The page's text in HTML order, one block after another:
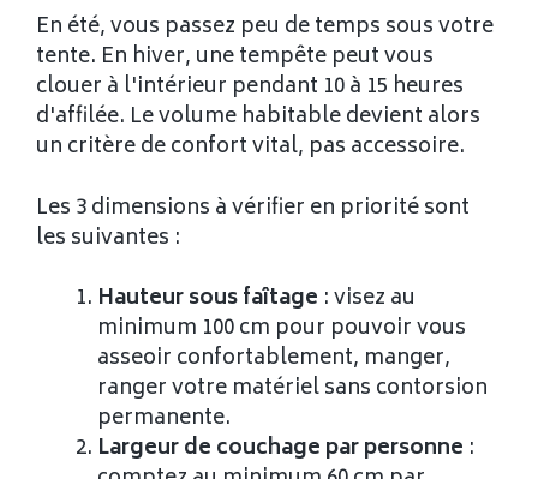
En été, vous passez peu de temps sous votre
tente. En hiver, une tempête peut vous
clouer à l'intérieur pendant 10 à 15 heures
d'affilée. Le volume habitable devient alors
un critère de confort vital, pas accessoire.
Les 3 dimensions à vérifier en priorité sont
les suivantes :
Hauteur sous faîtage : visez au
minimum 100 cm pour pouvoir vous
asseoir confortablement, manger,
ranger votre matériel sans contorsion
permanente.
Largeur de couchage par personne :